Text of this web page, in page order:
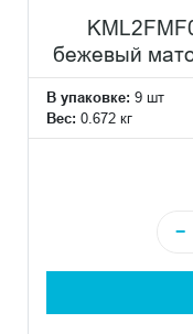
бежевый
В упаковке: 9 шт
Вес: 0.672 кг
−